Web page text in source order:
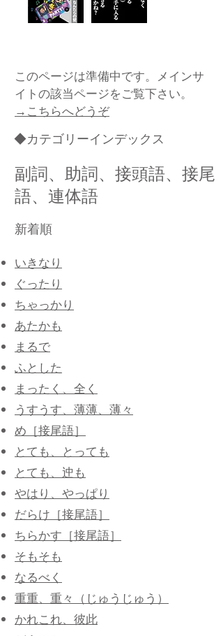
このページは準備中です。メインサ
イトの該当ページをご覧下さい。
→こちらへどうぞ
◆カテゴリーインデックス
副詞、助詞、接頭語、接尾
語、連体語
新着順
いきなり
ぐったり
ちゃっかり
あたかも
まるで
ふとした
まったく、全く
うすうす、薄薄、薄々
め［接尾語］
とても、とっても
とても、迚も
やはり、やっぱり
だらけ［接尾語］
ちらかす［接尾語］
そもそも
なるべく
重重、重々（じゅうじゅう）
かれこれ、彼此